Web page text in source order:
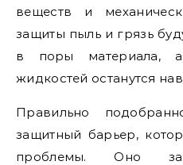
веществ и
защиты пыль и грязь
в поры материала,
жидкостей останутся
Правильно
защитный барьер,
проблемы. Оно